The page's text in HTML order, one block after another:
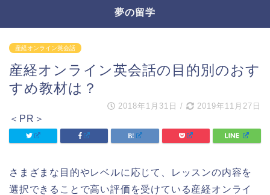
夢の留学
産経オンライン英会話
産経オンライン英会話の目的別のおす
すめ教材は？
2018年1月31日 / 2019年11月27日
＜PR＞
さまざまな目的やレベルに応じて、レッスンの内容を
選択できることで高い評価を受けている産経オンライ